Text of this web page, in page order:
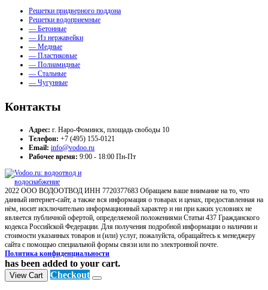
Решетки придверного поддона
Решетки водоприемные
— Бетонные
— Из нержавейки
— Медные
— Пластиковые
— Полиамидные
— Стальные
— Чугунные
Контакты
Адрес: г. Наро-Фоминск, площадь свободы 10
Телефон: +7 (495) 155-0121
Email: info@vodoo.ru
Рабочее время: 9:00 - 18:00 Пн-Пт
2022 ООО ВОДООТВОД ИНН 7720377683 Обращаем ваше внимание на то, что
данный интернет-сайт, а также вся информация о товарах и ценах, предоставленная на
нём, носит исключительно информационный характер и ни при каких условиях не
является публичной офертой, определяемой положениями Статьи 437 Гражданского
кодекса Российской Федерации. Для получения подробной информации о наличии и
стоимости указанных товаров и (или) услуг, пожалуйста, обращайтесь к менеджеру
сайта с помощью специальной формы связи или по электронной почте.
Политика конфиденциальности
has been added to your cart.
View Cart Checkout